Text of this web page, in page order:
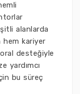
alanlarda
hem kariyer
desteğiyle
yardımcı
bu süreç